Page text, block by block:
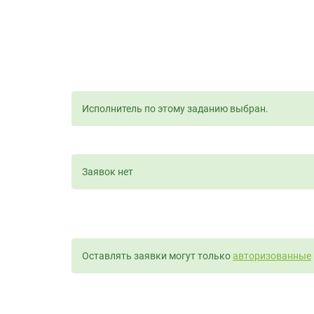
Исполнитель по этому заданию выбран.
Заявок нет
Оставлять заявки могут толькоавторизованные